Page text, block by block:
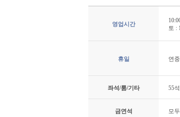
영업시간
토 :
휴일 연
좌석/룸/기타 55석
금연석 모